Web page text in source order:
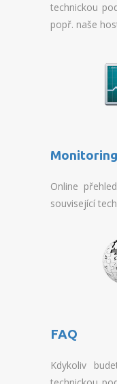
technickou
popř. naše
Monitoring
Online
související
FAQ
Kdykoliv